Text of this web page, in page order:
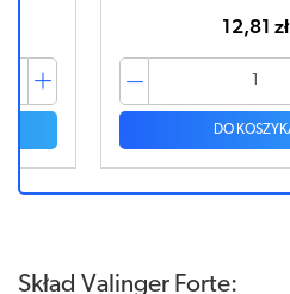
Skład Valinger Forte: